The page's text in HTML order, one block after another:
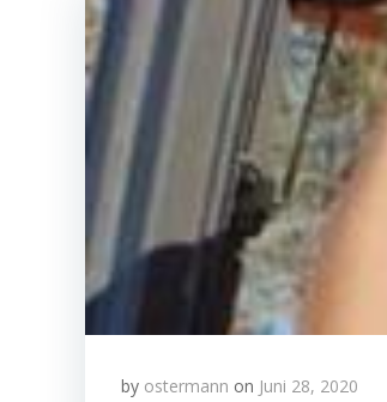
by ostermann on Juni 28, 2020